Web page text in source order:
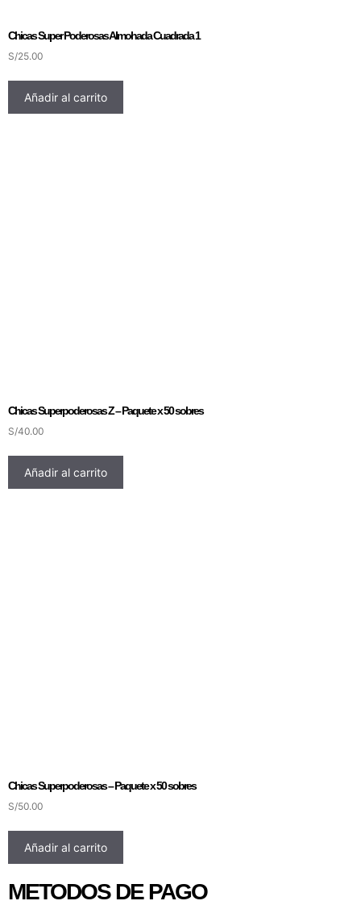
Chicas Super Poderosas Almohada Cuadrada 1
S/25.00
Añadir al carrito
Chicas Superpoderosas Z – Paquete x 50 sobres
S/40.00
Añadir al carrito
Chicas Superpoderosas – Paquete x 50 sobres
S/50.00
Añadir al carrito
METODOS DE PAGO